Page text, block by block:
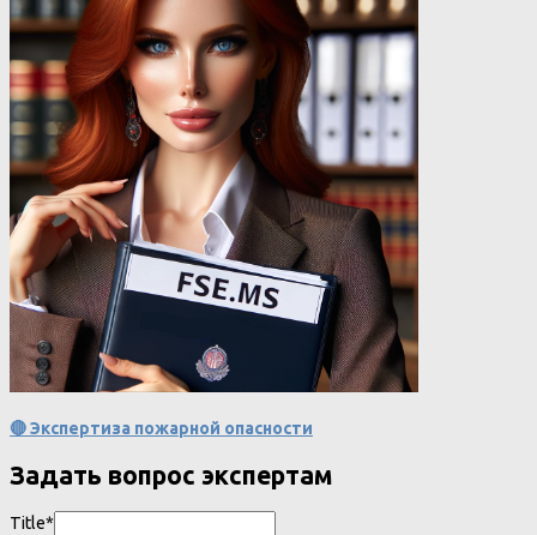
🔴 Экспертиза пожарной опасности
Задать вопрос экспертам
Title*